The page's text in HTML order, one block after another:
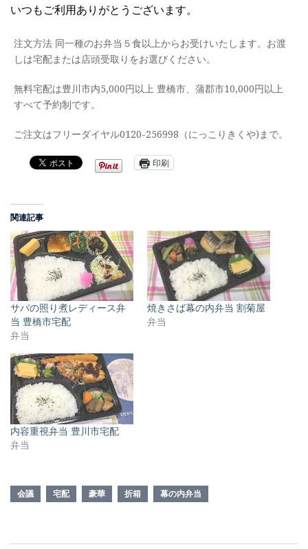
いつもご利用ありがとうございます。
注文方法 同一種のお弁当５食以上からお受けいたします。お渡
しは宅配または店頭受取りをお選びください。
無料宅配は豊川市内5,000円以上 豊橋市、蒲郡市10,000円以上
すべて予約制です。
ご注文はフリーダイヤル0120-256998（にっこりきくや)まで。
印刷
関連記事
サバの照り煮レディース弁
当 豊橋市宅配
弁当
焼きさば幕の内弁当 割菊屋
弁当
内容重視弁当 豊川市宅配
弁当
会議 宅配 豪華 折箱 幕の内弁当